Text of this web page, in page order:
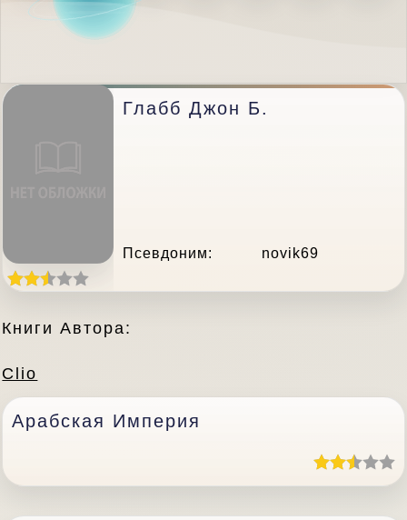
Глабб Джон Б.
Псевдоним: novik69
Книги Автора:
Clio
Арабская Империя